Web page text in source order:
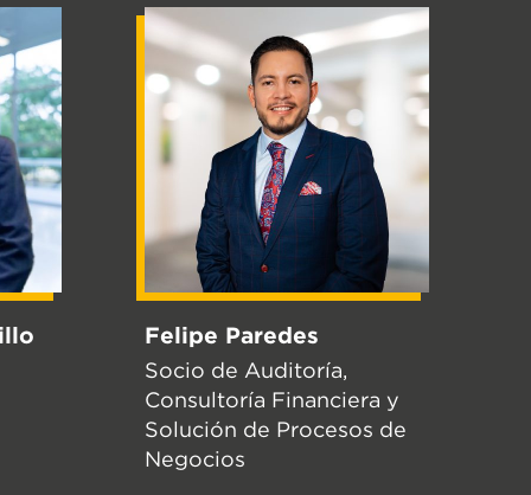
Felipe Paredes
Socio de Auditoría,
Consultoría Financiera y
Solución de Procesos de
Negocios